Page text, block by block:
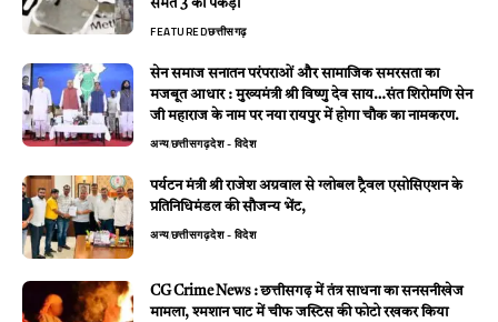
समेत 3 को पकड़ा
FEATUREDछत्तीसगढ़
सेन समाज सनातन परंपराओं और सामाजिक समरसता का
मजबूत आधार : मुख्यमंत्री श्री विष्णु देव साय…संत शिरोमणि सेन
जी महाराज के नाम पर नया रायपुर में होगा चौक का नामकरण.
अन्यछत्तीसगढ़देश - विदेश
पर्यटन मंत्री श्री राजेश अग्रवाल से ग्लोबल ट्रैवल एसोसिएशन के
प्रतिनिधिमंडल की सौजन्य भेंट,
अन्यछत्तीसगढ़देश - विदेश
CG Crime News : छत्तीसगढ़ में तंत्र साधना का सनसनीखेज
मामला, श्मशान घाट में चीफ जस्टिस की फोटो रखकर किया